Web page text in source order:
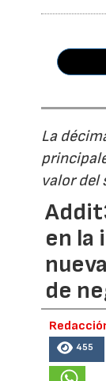
La
valor del
en la
de
455